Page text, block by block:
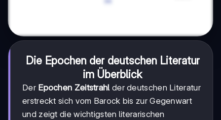
Die Epochen der deutschen Literatur
im Überblick
Der Epochen Zeitstrahl der deutschen Literatur
erstreckt sich vom Barock bis zur Gegenwart
und zeigt die wichtigsten literarischen